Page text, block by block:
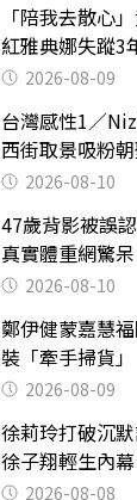
「陪我去散心
紅雅典娜失蹤
2026-08-09
台灣感性1／
西街取景吸粉
2026-08-10
47歲背影被誤
真實體重網驚
斤？2026-08-10
鄭伊健蒙嘉慧
裝「牽手掃貨
2026-08-09
徐莉玲打破沉
徐子翔輕生內
2026-08-08